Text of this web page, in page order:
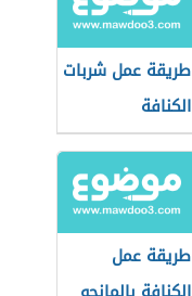
طريقة عمل شربات
الكنافة
طريقة عمل